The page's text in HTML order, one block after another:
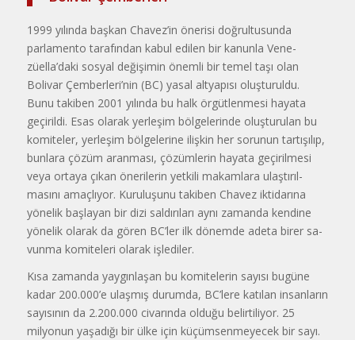
1999 yılında başkan Chavez’in önerisi doğrultusunda
parlamento tara­fından kabul edilen bir kanunla Vene­
züella’daki sosyal değişimin önemli bir temel taşı olan
Bolivar Çemberle­ri’nin (BC) yasal altyapısı oluşturul­du.
Bunu takiben 2001 yılında bu halk örgütlenmesi hayata
geçirildi. Esas olarak yerleşim bölgelerinde oluş­turulan bu
komiteler, yerleşim bölge­lerine ilişkin her sorunun tartışılıp,
bunlara çözüm aranması, çözümlerin hayata geçirilmesi
veya ortaya çıkan önerilerin yetkili makamlara ulaştırıl­
masını amaçlıyor. Kuruluşunu taki­ben Chavez iktidarına
yönelik başla­yan bir dizi saldırıları aynı zamanda kendine
yönelik olarak da gören BC’ler ilk dönemde adeta birer sa­
vunma komiteleri olarak işlediler.
Kısa zamanda yaygınlaşan bu ko­mitelerin sayısı bugüne
kadar 200.000’e ulaşmış durumda, BC’lere katılan insanların
sayısının da 2.200.000 civarında olduğu belirtili­yor. 25
milyonun yaşadığı bir ülke için küçümsenmeyecek bir sayı.